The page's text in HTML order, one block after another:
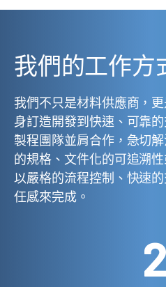
我們的工作方
我們不只是材料供應商，
身訂造開發到快速、可靠
製程團隊並肩合作，急切
的規格、文件化的可追溯
以嚴格的流程控制、快速
任感來完成。
7